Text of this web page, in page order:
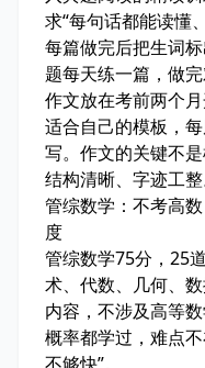
求“每句话都能读懂
每篇做完后把生词
题每天练一篇，做完
作文放在考前两个
适合自己的模板，
写。作文的关键不
结构清晰、字迹工整
管综数学：不考高
度
管综数学75分，25
术、代数、几何、
内容，不涉及高等
概率都学过，难点